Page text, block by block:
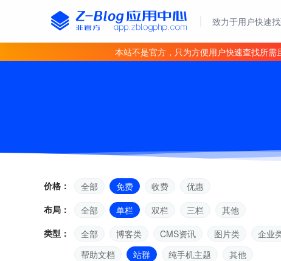
致力于用户快速
本站不是官方，只为方便用户快速查找所
价格： 全部 免费 收费
优惠
布局：
全部 单栏 双栏 三栏
其他
类型：
全部 博客类 CMS资讯 图片类 企业
帮助文档
站群 纯手机主题
其他